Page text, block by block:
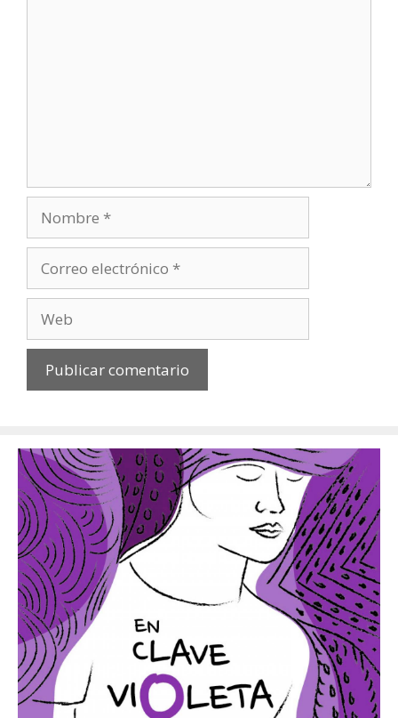
electrónico